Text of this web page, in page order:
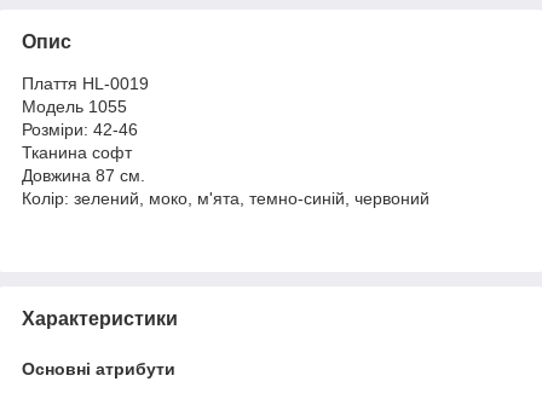
Опис
Плаття HL-0019
Модель 1055
Розміри: 42-46
Тканина софт
Довжина 87 см.
Колір: зелений, моко, м'ята, темно-синій, червоний
Характеристики
Основні атрибути